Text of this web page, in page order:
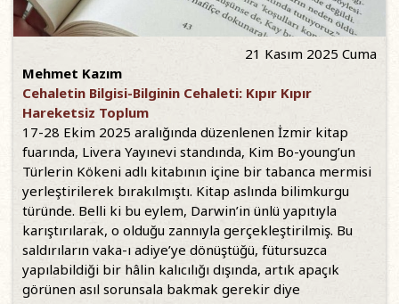
21 Kasım 2025 Cuma
Mehmet Kazım
Cehaletin Bilgisi-Bilginin Cehaleti: Kıpır Kıpır
Hareketsiz Toplum
17-28 Ekim 2025 aralığında düzenlenen İzmir kitap
fuarında, Livera Yayınevi standında, Kim Bo-young’un
Türlerin Kökeni adlı kitabının içine bir tabanca mermisi
yerleştirilerek bırakılmıştı. Kitap aslında bilimkurgu
türünde. Belli ki bu eylem, Darwin’in ünlü yapıtıyla
karıştırılarak, o olduğu zannıyla gerçekleştirilmiş. Bu
saldırıların vaka-ı adiye’ye dönüştüğü, fütursuzca
yapılabildiği bir hâlin kalıcılığı dışında, artık apaçık
görünen asıl sorunsala bakmak gerekir diye